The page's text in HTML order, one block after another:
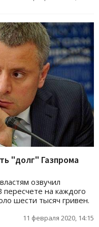
"долг" Газпрома
озвучил
на каждого
шести тысяч гривен.
11 февраля 2020, 14:15